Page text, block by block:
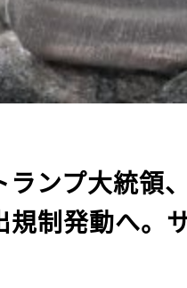
ランプ大統領
規制発動へ。